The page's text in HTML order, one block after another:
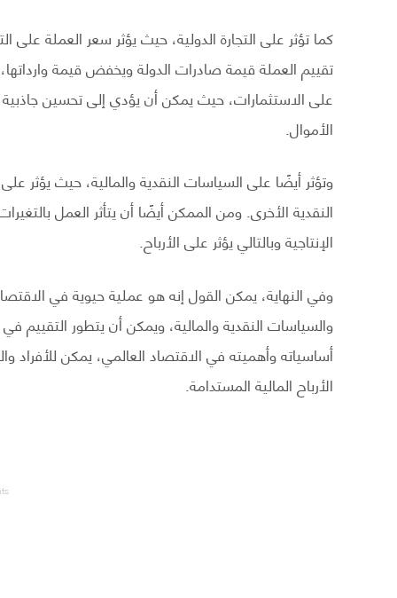
كما تؤثر على التجارة الدولية، حيث يؤثر سعر العملة على
تقييم العملة قيمة صادرات الدولة ويخفض قيمة وارداتها،
على الاستثمارات، حيث يمكن أن يؤدي إلى تحسين
الأموال.
وتؤثر أيضًا على السياسات النقدية والمالية، حيث يؤثر
النقدية الأخرى. ومن الممكن أيضًا أن يتأثر العمل
الإنتاجية وبالتالي يؤثر على الأرباح.
وفي النهاية، يمكن القول إنه هو عملية حيوية في
والسياسات النقدية والمالية، ويمكن أن يتطور التقييم
أساسياته وأهميته في الاقتصاد العالمي، يمكن للأفراد
الأرباح المالية المستدامة.